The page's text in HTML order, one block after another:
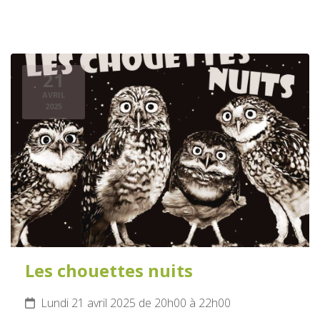
21
AVRIL
2025
Les chouettes nuits
Lundi 21 avril 2025 de 20h00 à 22h00